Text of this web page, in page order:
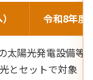
令和8年度
太陽光発電設備等
とセットで対象